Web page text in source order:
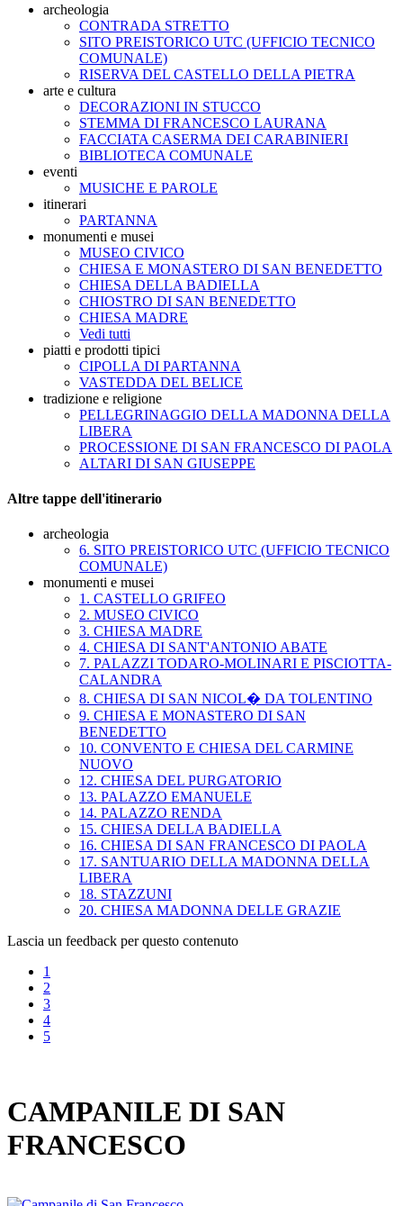
archeologia
CONTRADA STRETTO
SITO PREISTORICO UTC (UFFICIO TECNICO
COMUNALE)
RISERVA DEL CASTELLO DELLA PIETRA
arte e cultura
DECORAZIONI IN STUCCO
STEMMA DI FRANCESCO LAURANA
FACCIATA CASERMA DEI CARABINIERI
BIBLIOTECA COMUNALE
eventi
MUSICHE E PAROLE
itinerari
PARTANNA
monumenti e musei
MUSEO CIVICO
CHIESA E MONASTERO DI SAN BENEDETTO
CHIESA DELLA BADIELLA
CHIOSTRO DI SAN BENEDETTO
CHIESA MADRE
Vedi tutti
piatti e prodotti tipici
CIPOLLA DI PARTANNA
VASTEDDA DEL BELICE
tradizione e religione
PELLEGRINAGGIO DELLA MADONNA DELLA
LIBERA
PROCESSIONE DI SAN FRANCESCO DI PAOLA
ALTARI DI SAN GIUSEPPE
Altre tappe dell'itinerario
archeologia
6. SITO PREISTORICO UTC (UFFICIO TECNICO
COMUNALE)
monumenti e musei
1. CASTELLO GRIFEO
2. MUSEO CIVICO
3. CHIESA MADRE
4. CHIESA DI SANT'ANTONIO ABATE
7. PALAZZI TODARO-MOLINARI E PISCIOTTA-
CALANDRA
8. CHIESA DI SAN NICOL� DA TOLENTINO
9. CHIESA E MONASTERO DI SAN
BENEDETTO
10. CONVENTO E CHIESA DEL CARMINE
NUOVO
12. CHIESA DEL PURGATORIO
13. PALAZZO EMANUELE
14. PALAZZO RENDA
15. CHIESA DELLA BADIELLA
16. CHIESA DI SAN FRANCESCO DI PAOLA
17. SANTUARIO DELLA MADONNA DELLA
LIBERA
18. STAZZUNI
20. CHIESA MADONNA DELLE GRAZIE
Lascia un feedback per questo contenuto
1
2
3
4
5
CAMPANILE DI SAN
FRANCESCO